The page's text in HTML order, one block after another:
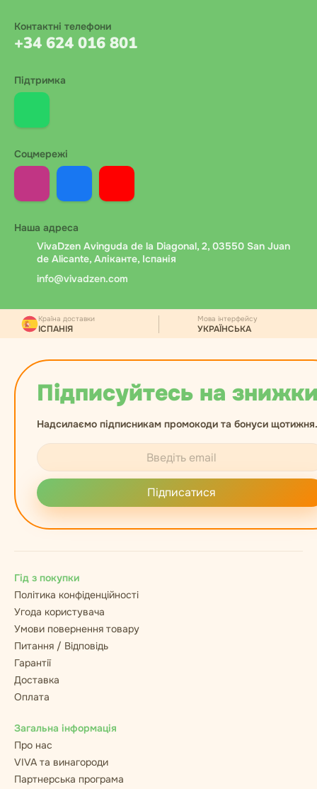
Контактні телефони
+34 624 016 801
Підтримка
Соцмережі
Наша адреса
VivaDzen Avinguda de la Diagonal, 2, 03550 San Juan
de Alicante, Аліканте, Іспанія
info@vivadzen.com
Підписуйтесь на
Надсилаємо підписникам промокоди та бонуси щотижня.
Підписатися
Країна доставки
ІСПАНІЯ
Мова інтерфейсу
УКРАЇНСЬКА
Гід з покупки
Політика конфіденційності
Угода користувача
Умови повернення товару
Питання / Відповідь
Гарантії
Доставка
Оплата
Загальна інформація
Про нас
VIVA та винагороди
Партнерська програма